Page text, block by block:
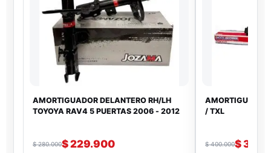
AMORTIGUADOR DELANTERO RH/LH
TOYOYA RAV4 5 PUERTAS 2006 - 2012
$280.000$229.900
/ TXL
$400.000$